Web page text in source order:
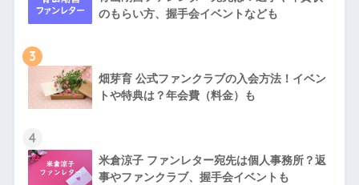
のもらい方、握手会イベントなども
3
畑芽育 公式ファンクラブの入会方法！イベン
トや特典は？年会費（料金）も
4
米倉涼子 ファンレター宛先は個人事務所？返
事やファンクラブ、握手会イベントも